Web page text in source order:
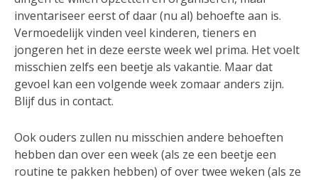
inventariseer eerst of daar (nu al) behoefte aan is.
Vermoedelijk vinden veel kinderen, tieners en
jongeren het in deze eerste week wel prima. Het voelt
misschien zelfs een beetje als vakantie. Maar dat
gevoel kan een volgende week zomaar anders zijn.
Blijf dus in contact.
Ook ouders zullen nu misschien andere behoeften
hebben dan over een week (als ze een beetje een
routine te pakken hebben) of over twee weken (als ze